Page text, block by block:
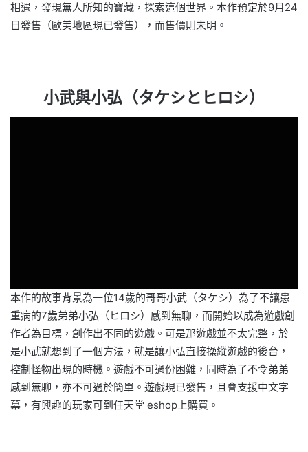
相遇，發現無人所知的寶藏，探索這個世界。本作預定於9月24
日發售（歐美地區現已發售），而售價則未明。
小武與小弘（タケシとヒロシ）
本作的故事背景為一位14歲的哥哥小武（タケシ）為了不讓患
重病的7歲弟弟小弘（ヒロシ）感到無聊，而開始以成為遊戲創
作者為目標，創作出不同的遊戲。可是那遊戲並不太完整，於
是小武就想到了一個方法，就是讓小弘直接操縱遊戲的後台，
控制怪物出現的時機。遊戲不可過份困難，同時為了不令弟弟
感到無聊，亦不可過於簡單。遊戲現已發售，且會支援中文字
幕，有興趣的玩家可到任天堂 eshop上購買。